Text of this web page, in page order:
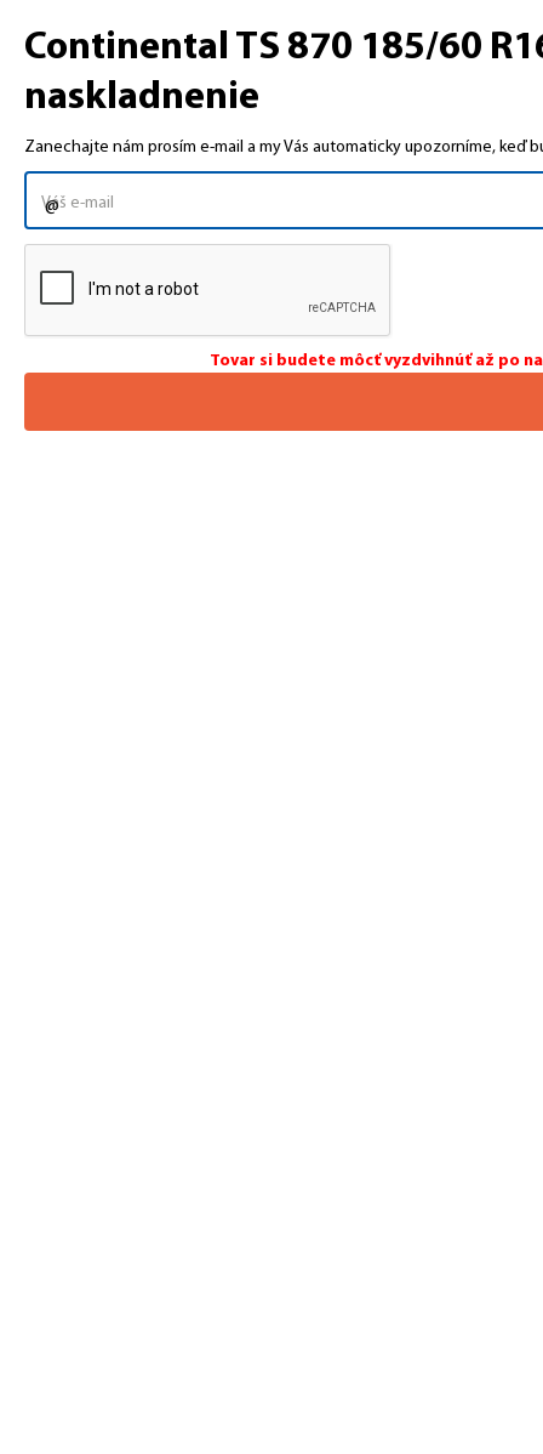
Continental TS 870 185/60
naskladnenie
Zanechajte nám prosím e-mail a my Vás automaticky upozorníme, keď
Tovar si budete môcť vyzdvihnúť až po